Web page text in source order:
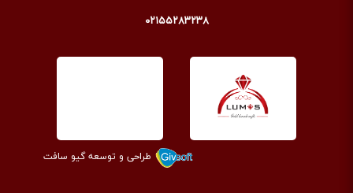
بصری، نقطه کانونی استایلی شما می‌شود و پیامی از دقت در انتخاب جزئیات
کلاسیک طلا و نقره تا طرح‌های مدرن با سنگ‌های رنگی، همچون امضای
منحصربه‌فردی عمل می‌کند که سلیقه و هویت فردی شما را به نمایش
در موقعیت‌های رسمی، دکمه سردست نماد وقار، احترام به محیط و توجه به
شأن مجلس است. این قطعه کوچک اما تأثیرگذار، با کامل کردن ترکیب کت
و شلوار و هماهنگی با کراوات یا پاپیون، استایلی یکپارچه، حرفه‌ای و متعادل
۰۲۱۵۵۲۸۳۲۳۸
طراحی و توسعه گیو سافت